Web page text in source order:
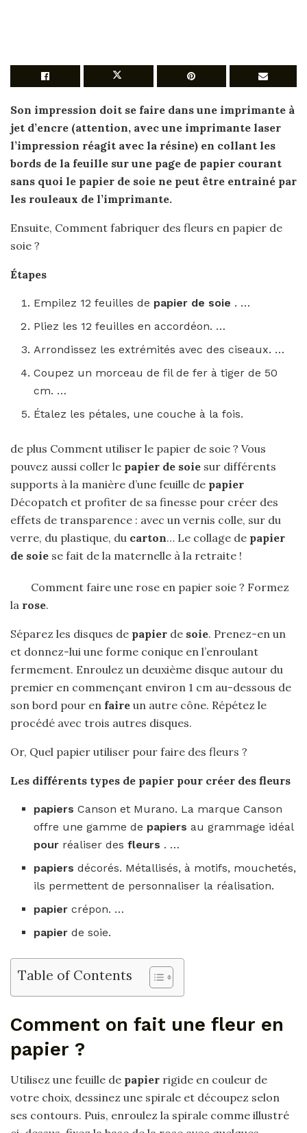
Son impression doit se faire dans une imprimante à
jet d’encre (attention, avec une imprimante laser
l’impression réagit avec la résine) en collant les
bords de la feuille sur une page de papier courant
sans quoi le papier de soie ne peut être entrainé par
les rouleaux de l’imprimante.
Ensuite, Comment fabriquer des fleurs en papier de
soie ?
Étapes
Empilez 12 feuilles de papier de soie . …
Pliez les 12 feuilles en accordéon. …
Arrondissez les extrémités avec des ciseaux. …
Coupez un morceau de fil de fer à tiger de 50
cm. …
Étalez les pétales, une couche à la fois.
de plus Comment utiliser le papier de soie ? Vous
pouvez aussi coller le papier de soie sur différents
supports à la manière d’une feuille de papier
Décopatch et profiter de sa finesse pour créer des
effets de transparence : avec un vernis colle, sur du
verre, du plastique, du carton… Le collage de papier
de soie se fait de la maternelle à la retraite !
Comment faire une rose en papier soie ? Formez
la rose.
Séparez les disques de papier de soie. Prenez-en un
et donnez-lui une forme conique en l’enroulant
fermement. Enroulez un deuxième disque autour du
premier en commençant environ 1 cm au-dessous de
son bord pour en faire un autre cône. Répétez le
procédé avec trois autres disques.
Or, Quel papier utiliser pour faire des fleurs ?
Les différents types de papier pour créer des fleurs
papiersCanson et Murano. La marque Canson
offre une gamme de papiersau grammage idéal
pour réaliser desfleurs . …
papiersdécorés. Métallisés, à motifs, mouchetés,
ils permettent de personnaliser la réalisation.
papiercrépon. …
papierde soie.
Table of Contents
Comment on fait une fleur en
papier ?
Utilisez une feuille de papier rigide en couleur de
votre choix, dessinez une spirale et découpez selon
ses contours. Puis, enroulez la spirale comme illustré